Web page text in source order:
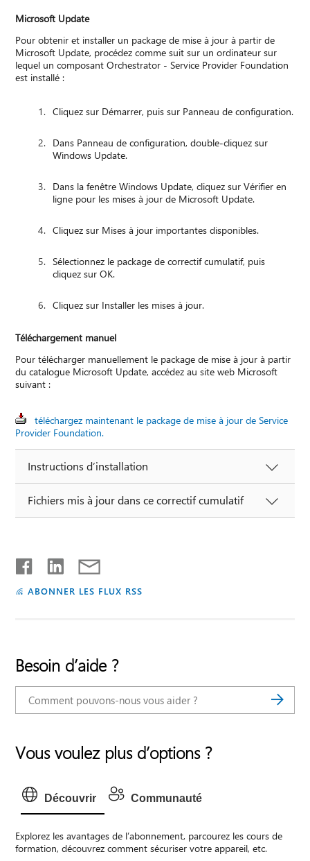
Microsoft Update
Pour obtenir et installer un package de mise à jour à partir de
Microsoft Update, procédez comme suit sur un ordinateur sur
lequel un composant Orchestrator - Service Provider Foundation
est installé :
Cliquez sur Démarrer, puis sur Panneau de configuration.
Dans Panneau de configuration, double-cliquez sur
Windows Update.
Dans la fenêtre Windows Update, cliquez sur Vérifier en
ligne pour les mises à jour de Microsoft Update.
Cliquez sur Mises à jour importantes disponibles.
Sélectionnez le package de correctif cumulatif, puis
cliquez sur OK.
Cliquez sur Installer les mises à jour.
Téléchargement manuel
Pour télécharger manuellement le package de mise à jour à partir
du catalogue Microsoft Update, accédez au site web Microsoft
suivant :
téléchargez maintenant le package de mise à jour de Service
Provider Foundation.
Instructions d’installation
Fichiers mis à jour dans ce correctif cumulatif
ABONNER LES FLUX RSS
Besoin d’aide ?
Vous voulez plus d’options ?
Découvrir Communauté
Explorez les avantages de l’abonnement, parcourez les cours de
formation, découvrez comment sécuriser votre appareil, etc.